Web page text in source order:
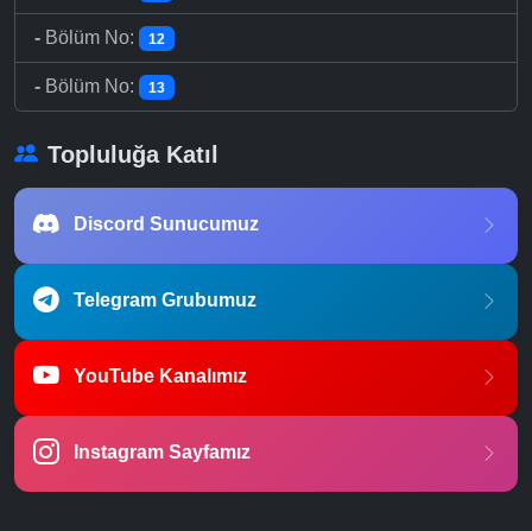
- Bölüm No: 12
- Bölüm No: 13
Topluluğa Katıl
Discord Sunucumuz
Telegram Grubumuz
YouTube Kanalımız
Instagram Sayfamız